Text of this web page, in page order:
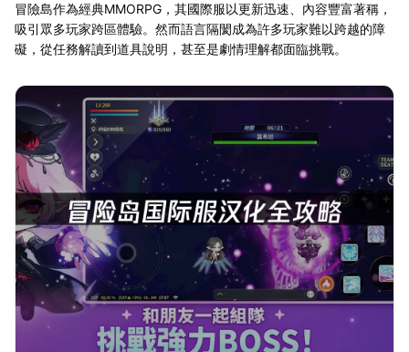
冒險島作為經典MMORPG，其國際服以更新迅速、內容豐富著稱，
吸引眾多玩家跨區體驗。然而語言隔閡成為許多玩家難以跨越的障
礙，從任務解讀到道具說明，甚至是劇情理解都面臨挑戰。